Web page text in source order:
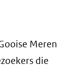
Meren
die